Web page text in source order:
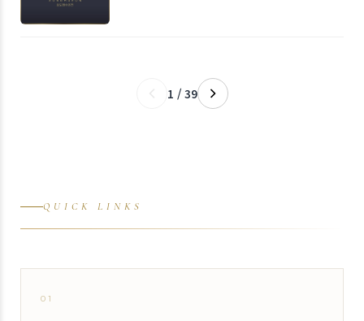
1 / 39
QUICK LINKS
01